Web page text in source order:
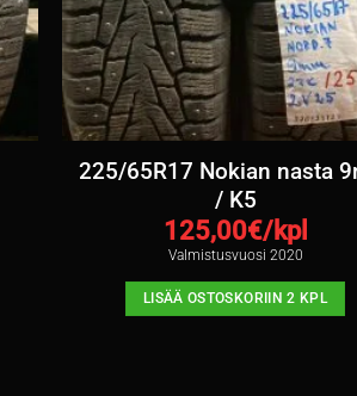
225/65R17 Nokian nasta
/ K5
125,00€/kpl
Valmistusvuosi 2020
LISÄÄ OSTOSKORIIN 2 KPL